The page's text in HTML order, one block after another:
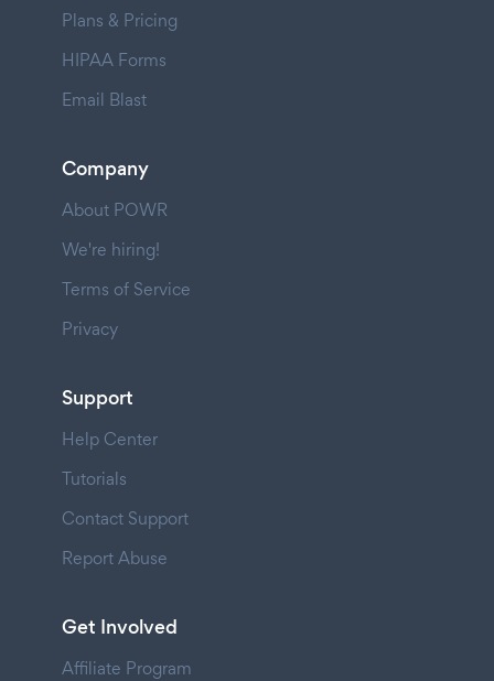
Plans & Pricing
HIPAA Forms
Email Blast
Company
About POWR
We're hiring!
Terms of Service
Privacy
Support
Help Center
Tutorials
Contact Support
Report Abuse
Get Involved
Affiliate Program